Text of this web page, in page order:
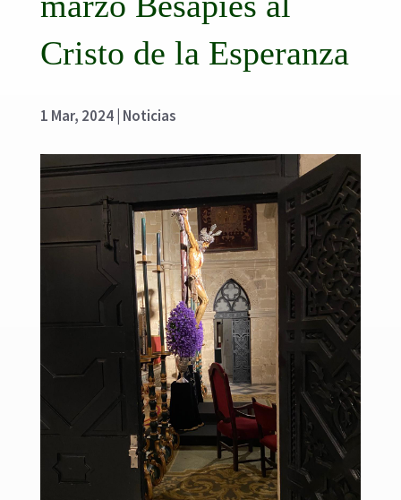
Cristo de la Esperanza
1 Mar, 2024| Noticias